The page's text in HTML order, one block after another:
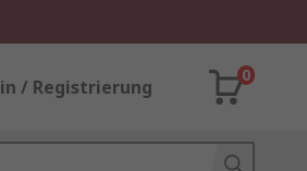
/ Registrierung
0